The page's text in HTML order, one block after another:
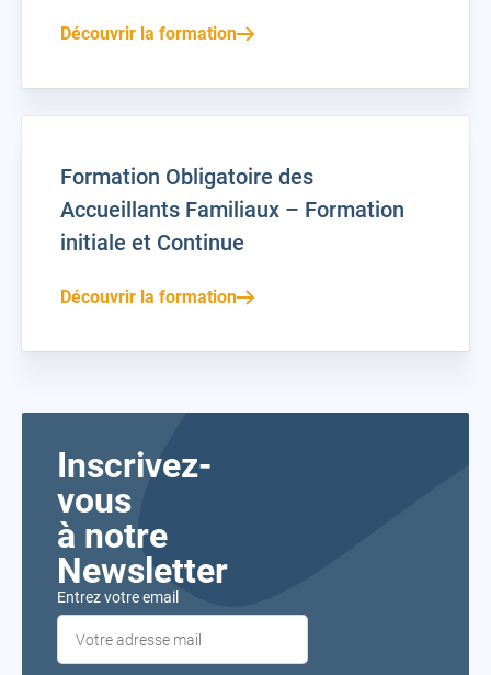
Découvrir la formation
Formation Obligatoire des
Accueillants Familiaux – Formation
initiale et Continue
Découvrir la formation
Inscrivez-
vous
à notre
Newsletter
Entrez votre email